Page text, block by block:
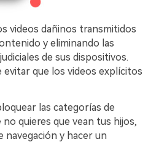
videos dañinos transmitidos
y eliminando las
de sus dispositivos.
que los videos explícitos
las categorías de
quieres que vean tus hijos,
navegación y hacer un